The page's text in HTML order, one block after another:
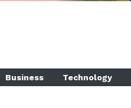
Business Technology